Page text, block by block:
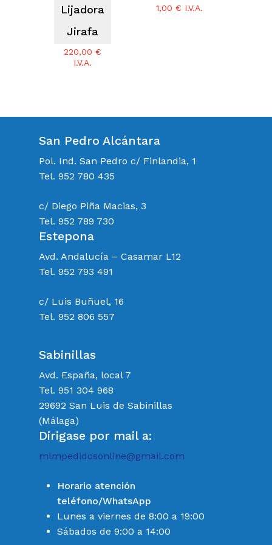
Lijadora
Jirafa
220,00€
I.V.A.
1,00 € I.V.A.
San Pedro Alcántara
Pol. Ind. San Pedro c/ Finlandia, 1
Tel. 952 780 435
c/ Diego Piña Macias, 3
Tel. 952 789 730
Estepona
Avd. Andalucía – Casamar L12
Tel. 952 793 491
c/ Luis Buñuel, 16
Tel. 952 806 557
Sabinillas
Avd. España, local 7
Tel. 951 304 968
29692 San Luis de Sabinillas
(Málaga)
Dirigase por mail a:
mlmpedidosonline@gmail.com
Horario atención
teléfono/WhatsApp
Lunes a viernes de 8:00 a 19:00
Sábados de 9:00 a 14:00